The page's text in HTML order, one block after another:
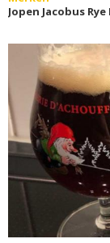
Jopen Jacobus Rye